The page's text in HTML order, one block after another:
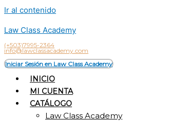
Ir al contenido
Law Class Academy
(+503)7995-2364
info@lawclassacademy.com
Iniciar Sesión en Law Class Academy
INICIO
MI CUENTA
CATÁLOGO
Law Class Academy